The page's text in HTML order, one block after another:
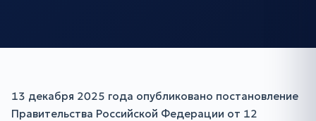
13 декабря 2025 года опубликовано постановление
Правительства Российской Федерации от 12